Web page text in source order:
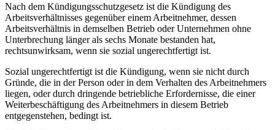
Nach dem Kündigungsschutzgesetz ist die Kündigung des
Arbeitsverhältnisses gegenüber einem Arbeitnehmer, dessen
Arbeitsverhältnis in demselben Betrieb oder Unternehmen ohne
Unterbrechung länger als sechs Monate bestanden hat,
rechtsunwirksam, wenn sie sozial ungerechtfertigt ist.
Sozial ungerechtfertigt ist die Kündigung, wenn sie nicht durch
Gründe, die in der Person oder in dem Verhalten des Arbeitnehmers
liegen, oder durch dringende betriebliche Erfordernisse, die einer
Weiterbeschäftigung des Arbeitnehmers in diesem Betrieb
entgegenstehen, bedingt ist.